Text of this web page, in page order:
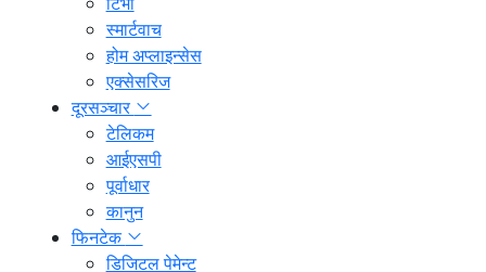
स्मार्टवाच
होम अप्लाइन्सेस
एक्सेसरिज
दूरसञ्चार
टेलिकम
आईएसपी
पूर्वाधार
कानुन
फिनटेक
डिजिटल पेमेन्ट